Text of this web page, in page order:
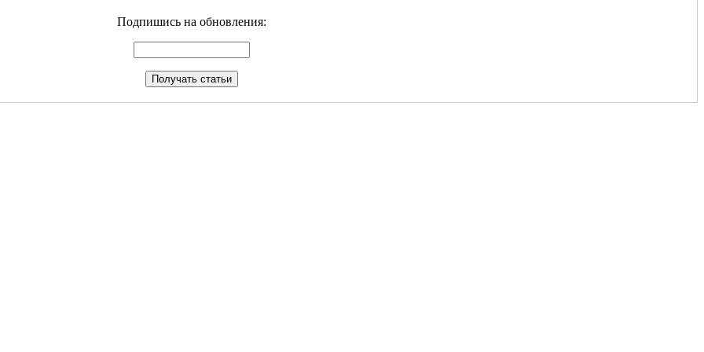
Подпишись на обновления: